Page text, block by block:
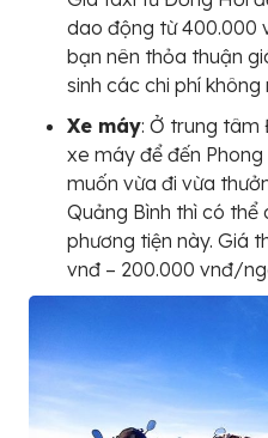
dao động từ 400.000
bạn nên thỏa thuận
sinh các chi phí không
Xe máy: Ở trung tâm
xe máy để đến
muốn vừa đi vừa
Quảng Bình thì có thể
phương tiện này. Giá
vnđ – 200.000 vnđ/